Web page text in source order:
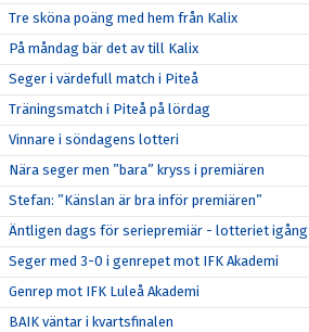
Tre sköna poäng med hem från Kalix
På måndag bär det av till Kalix
Seger i värdefull match i Piteå
Träningsmatch i Piteå på lördag
Vinnare i söndagens lotteri
Nära seger men ”bara” kryss i premiären
Stefan: ”Känslan är bra inför premiären”
Äntligen dags för seriepremiär - lotteriet igång
Seger med 3-0 i genrepet mot IFK Akademi
Genrep mot IFK Luleå Akademi
BAIK väntar i kvartsfinalen